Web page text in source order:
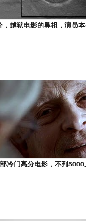
，越狱电影的鼻祖，演员
部冷门高分电影，不到